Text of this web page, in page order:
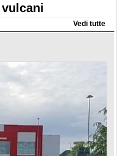
Vedi tutte